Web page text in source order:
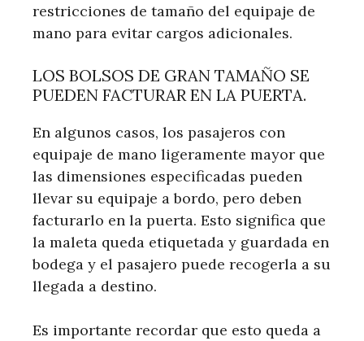
restricciones de tamaño del equipaje de
mano para evitar cargos adicionales.
LOS BOLSOS DE GRAN TAMAÑO SE
PUEDEN FACTURAR EN LA PUERTA.
En algunos casos, los pasajeros con
equipaje de mano ligeramente mayor que
las dimensiones especificadas pueden
llevar su equipaje a bordo, pero deben
facturarlo en la puerta. Esto significa que
la maleta queda etiquetada y guardada en
bodega y el pasajero puede recogerla a su
llegada a destino.
Es importante recordar que esto queda a